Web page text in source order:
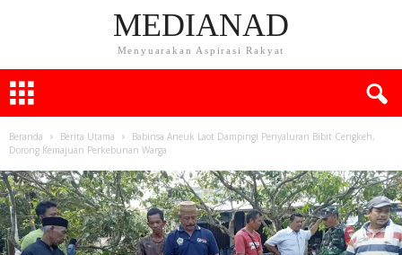
MEDIANAD
Menyuarakan Aspirasi Rakyat
Beranda Berita Utama
Babinsa Aneuk Laot Dampingi Penyaluran Bibit Cengkeh,
Dorong Kemajuan Perkebunan Warga